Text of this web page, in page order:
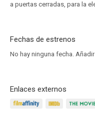
a puertas cerradas, para la
Fechas de estrenos
No hay ninguna fecha. Añadir
Enlaces externos